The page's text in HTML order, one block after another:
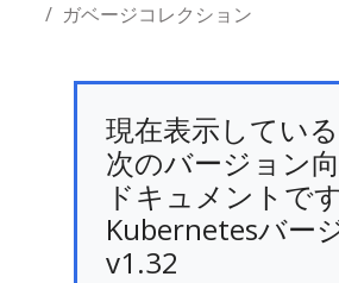
ガベージコレクション
現在表示している
次のバージョン
ドキュメントです
Kubernetesバー
v1.32